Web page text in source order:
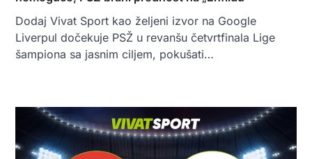
Dodaj Vivat Sport kao željeni izvor na Google
Liverpul dočekuje PSŽ u revanšu četvrtfinala Lige
šampiona sa jasnim ciljem, pokušati…